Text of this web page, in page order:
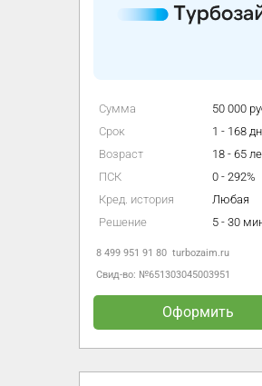
Сумма
50 000
Срок
1 - 168
Возраст
18 - 65
ПСК
0 - 292%
Кред. история
Любая
Решение
5 - 30
8 499 951 91 80 turbozaim.ru
Свид-во: №651303045003951
Оформить